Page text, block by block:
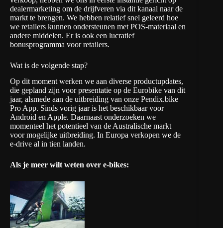
dealermarketing om de drijfveren via dit kanaal naar de
markt te brengen. We hebben relatief snel geleerd hoe
we retailers kunnen ondersteunen met POS-materiaal en
andere middelen. Er is ook een lucratief
bonusprogramma voor retailers.
Wat is de volgende stap?
Op dit moment werken we aan diverse productupdates,
die gepland zijn voor presentatie op de Eurobike van dit
jaar, alsmede aan de uitbreiding van onze Pendix.bike
Pro App. Sinds vorig jaar is het beschikbaar voor
Android en Apple. Daarnaast onderzoeken we
momenteel het potentieel van de Australische markt
voor mogelijke uitbreiding. In Europa verkopen we de
e-drive al in tien landen.
Als je meer wilt weten over e-bikes: